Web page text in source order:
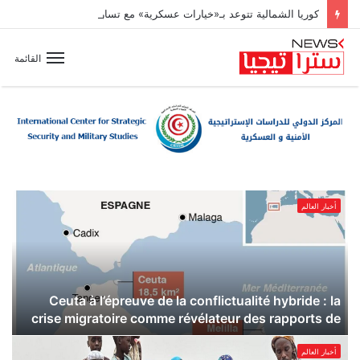
القائمة
أخبار العالم
Ceuta à l’épreuve de la conflictualité hybride : la
crise migratoire comme révélateur des rapports de
puissance entre l’Europe et le Maroc
أخبار العالم